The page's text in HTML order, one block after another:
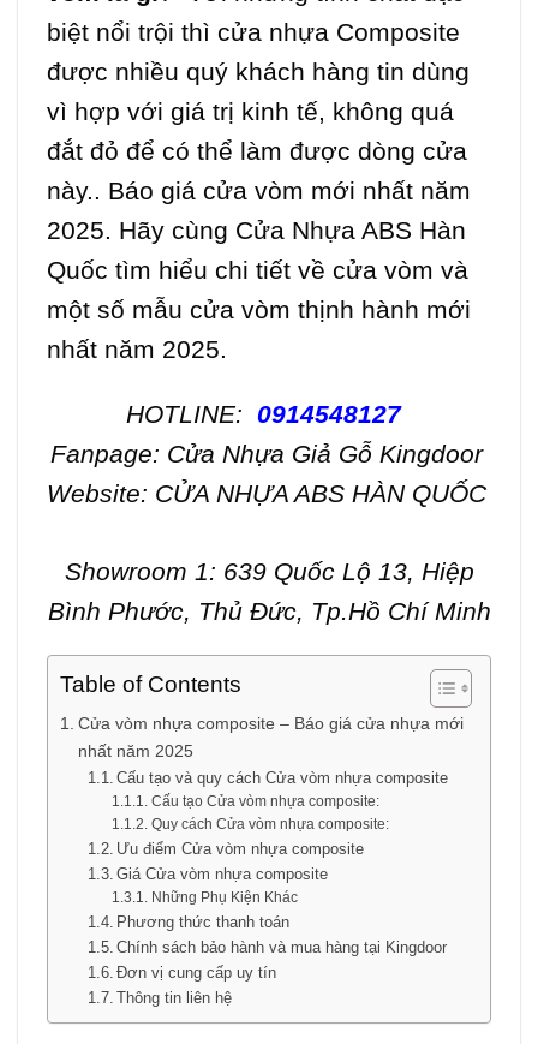
biệt nổi trội thì cửa nhựa Composite
được nhiều quý khách hàng tin dùng
vì hợp với giá trị kinh tế, không quá
đắt đỏ để có thể làm được dòng cửa
này.. Báo giá cửa vòm mới nhất năm
2025. Hãy cùng Cửa Nhựa ABS Hàn
Quốc tìm hiểu chi tiết về cửa vòm và
một số mẫu cửa vòm thịnh hành mới
nhất năm 2025.
HOTLINE: 0914548127
Fanpage: Cửa Nhựa Giả Gỗ Kingdoor
Website: CỬA NHỰA ABS HÀN QUỐC
Showroom 1: 639 Quốc Lộ 13, Hiệp
Bình Phước, Thủ Đức, Tp.Hồ Chí Minh
Table of Contents
Cửa vòm nhựa composite – Báo giá cửa nhựa mới
nhất năm 2025
Cấu tạo và quy cách Cửa vòm nhựa composite
Cấu tạo Cửa vòm nhựa composite:
Quy cách Cửa vòm nhựa composite:
Ưu điểm Cửa vòm nhựa composite
Giá Cửa vòm nhựa composite
Những Phụ Kiện Khác
Phương thức thanh toán
Chính sách bảo hành và mua hàng tại Kingdoor
Đơn vị cung cấp uy tín
Thông tin liên hệ